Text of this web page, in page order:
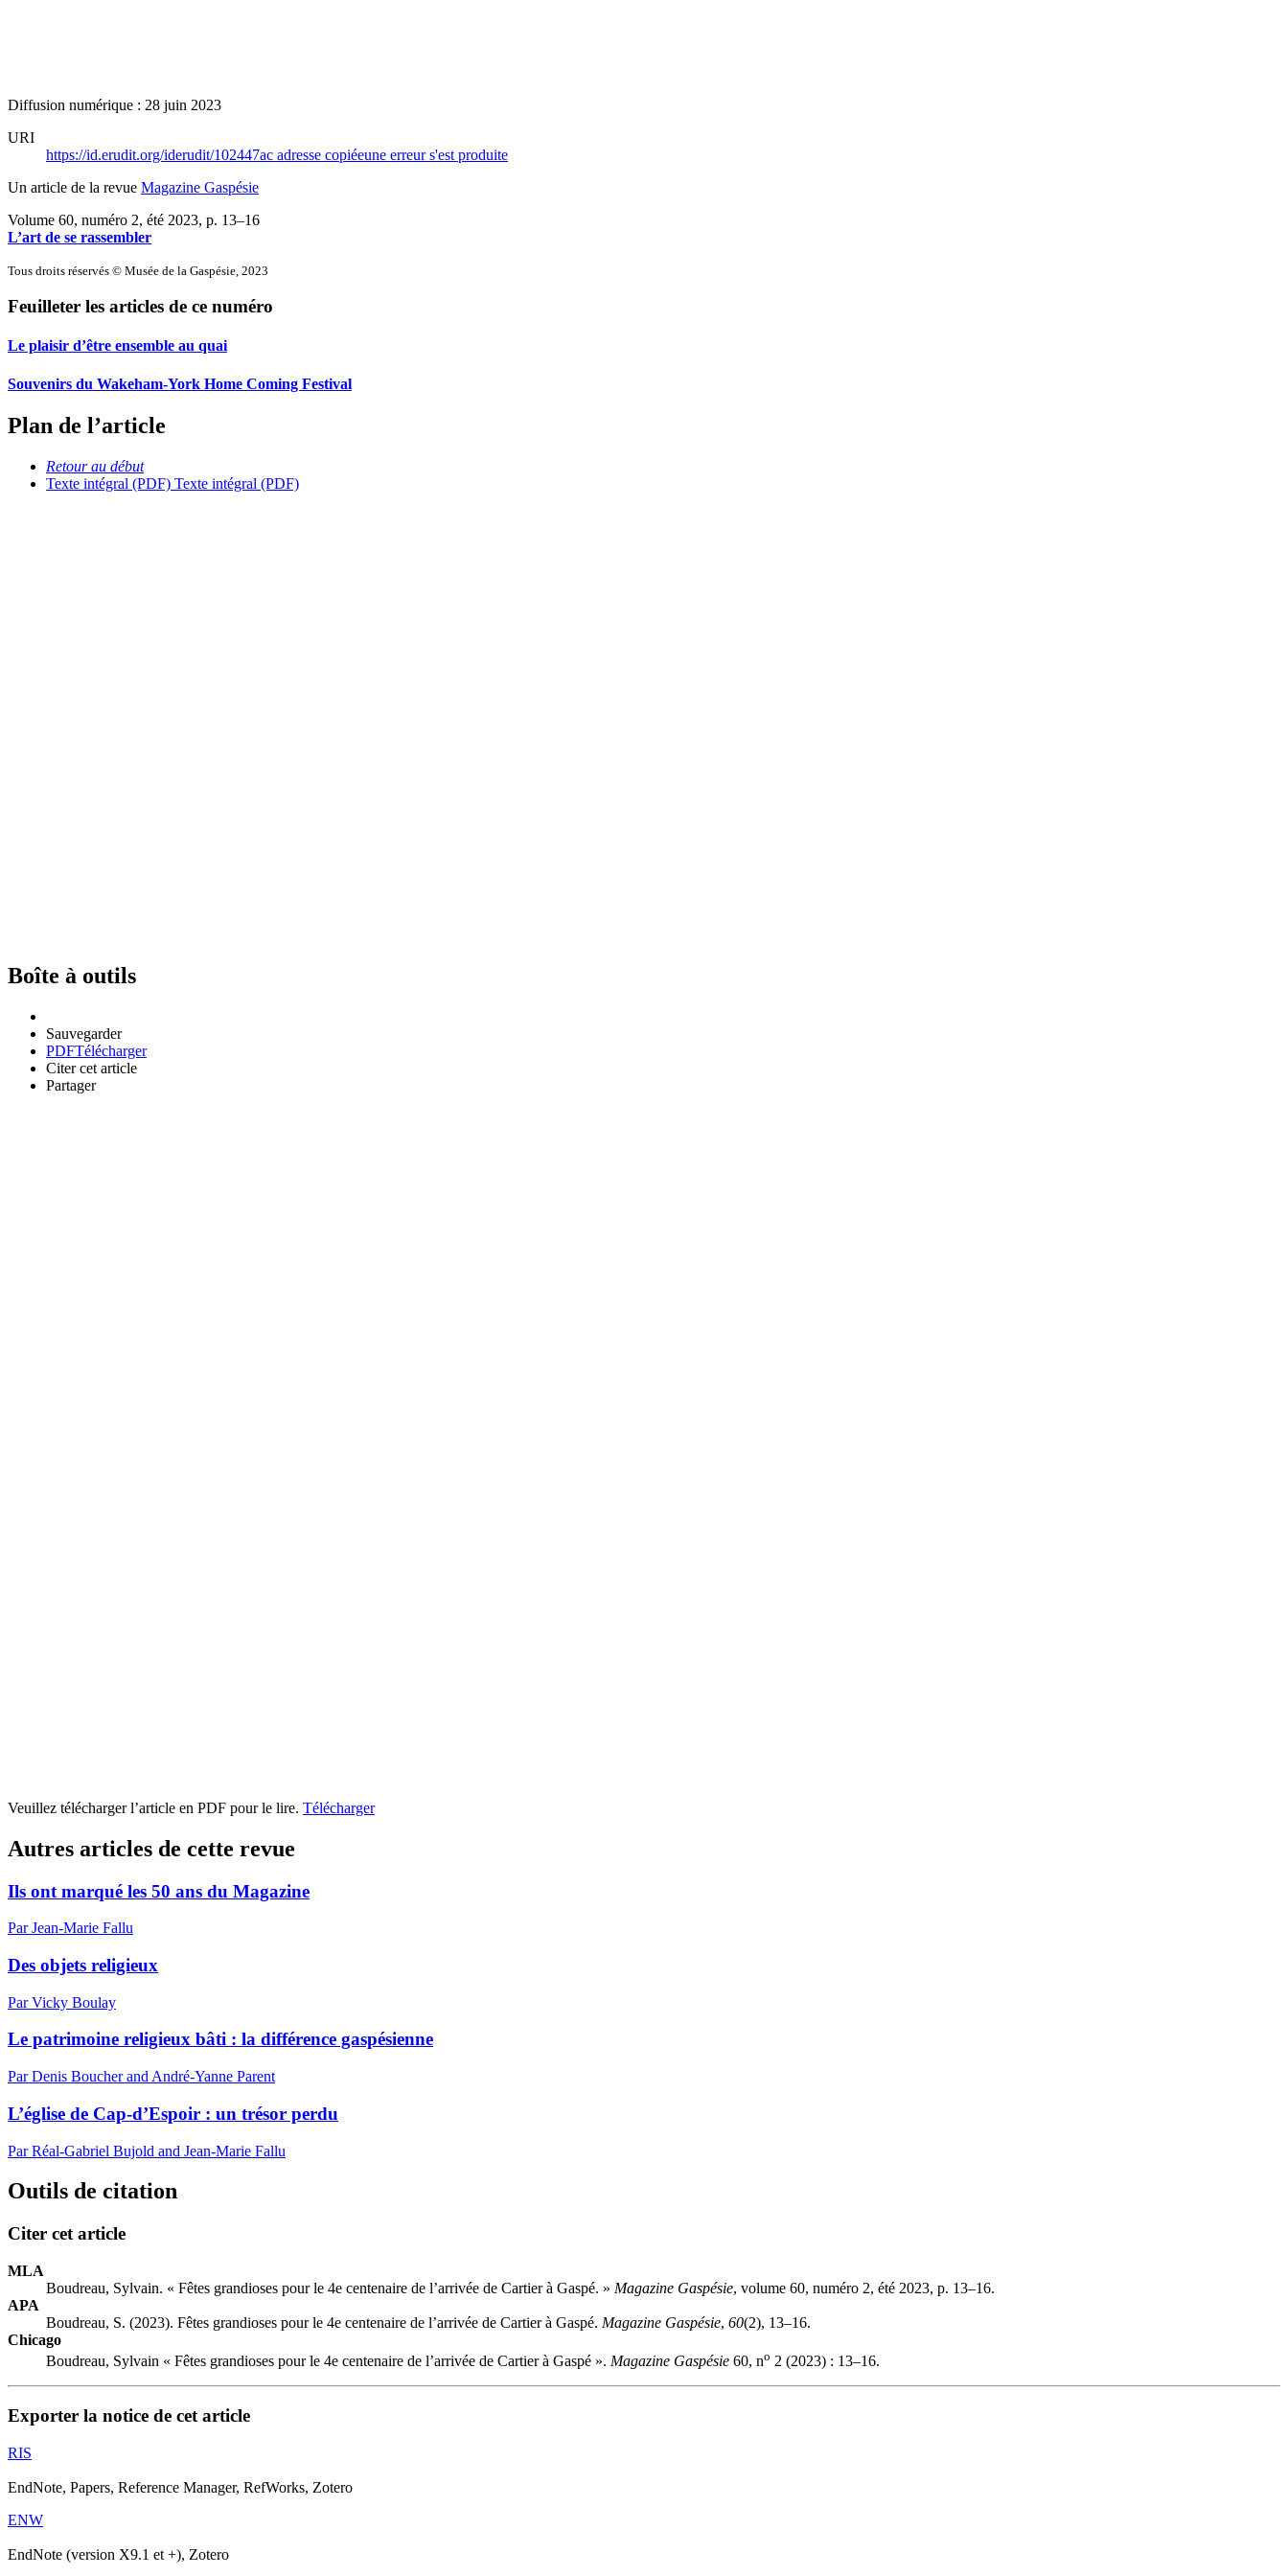
Diffusion numérique : 28 juin 2023
URI
https://id.erudit.org/iderudit/102447ac adresse copiéeune erreur s'est produite
Un article de la revue Magazine Gaspésie
Volume 60, numéro 2, été 2023, p. 13–16
L’art de se rassembler
Tous droits réservés © Musée de la Gaspésie, 2023
Feuilleter les articles de ce numéro
Le plaisir d’être ensemble au quai
Souvenirs du Wakeham-York Home Coming Festival
Plan de l’article
Retour au début
Texte intégral (PDF) Texte intégral (PDF)
Boîte à outils
Sauvegarder
PDFTélécharger
Citer cet article
Partager
Veuillez télécharger l’article en PDF pour le lire. Télécharger
Autres articles de cette revue
Ils ont marqué les 50 ans du Magazine
Par Jean-Marie Fallu
Des objets religieux
Par Vicky Boulay
Le patrimoine religieux bâti : la différence gaspésienne
Par Denis Boucher and André-Yanne Parent
L’église de Cap-d’Espoir : un trésor perdu
Par Réal-Gabriel Bujold and Jean-Marie Fallu
Outils de citation
Citer cet article
MLA
Boudreau, Sylvain. « Fêtes grandioses pour le 4e centenaire de l’arrivée de Cartier à Gaspé. » Magazine Gaspésie, volume 60, numéro 2, été 2023, p. 13–16.
APA
Boudreau, S. (2023). Fêtes grandioses pour le 4e centenaire de l’arrivée de Cartier à Gaspé. Magazine Gaspésie, 60(2), 13–16.
Chicago
Boudreau, Sylvain « Fêtes grandioses pour le 4e centenaire de l’arrivée de Cartier à Gaspé ». Magazine Gaspésie 60, no 2 (2023) : 13–16.
Exporter la notice de cet article
RIS
EndNote, Papers, Reference Manager, RefWorks, Zotero
ENW
EndNote (version X9.1 et +), Zotero